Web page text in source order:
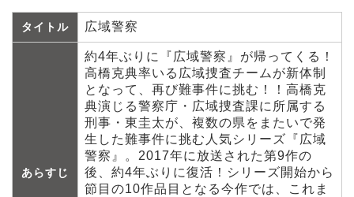
タイトル 広域警察
あらすじ
約4年ぶりに『広域警察』が帰ってくる！
高橋克典率いる広域捜査チームが新体制
となって、再び難事件に挑む！！高橋克
典演じる警察庁・広域捜査課に所属する
刑事・東圭太が、複数の県をまたいで発
生した難事件に挑む人気シリーズ『広域
警察』。2017年に放送された第9作の
後、約4年ぶりに復活！シリーズ開始から
節目の10作品目となる今作では、これま